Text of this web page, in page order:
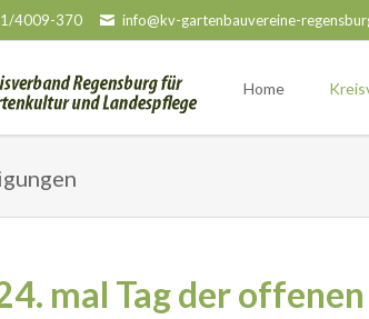
4009-370 info@kv-gartenbauvereine-
Home
mal Tag der